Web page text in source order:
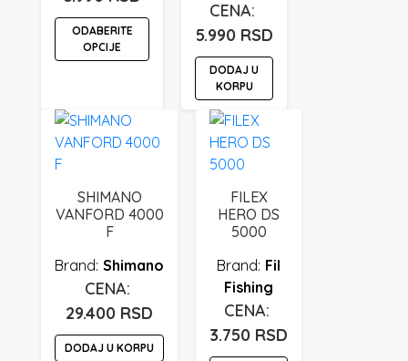
ODABERITE
OPCIJE
ima
više
varijanti.
Opcije
mogu
izabrane
stranici
proizvoda.
5.990 RSD
DODAJ U
KORPU
SHIMANO
VANFORD 4000
F
Shimano
29.400 RSD
DODAJ U KORPU
FILEX
HERO DS
5000
Fil
Fishing
3.750 RSD